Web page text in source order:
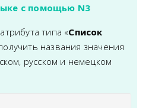
с помощью N3
типа «Список
названия значения
русском и немецком